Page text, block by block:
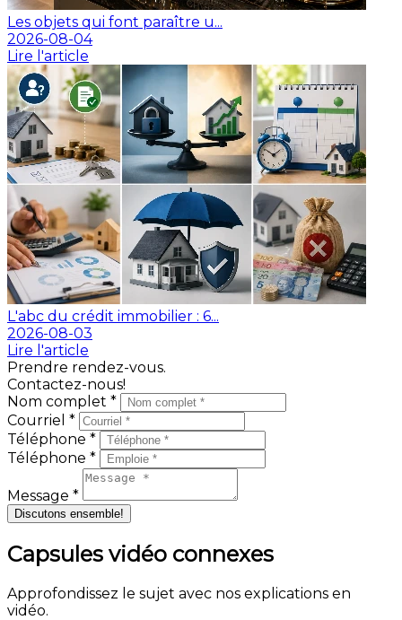
Les objets qui font paraître u...
2026-08-04
Lire l'article
L'abc du crédit immobilier : 6...
2026-08-03
Lire l'article
Prendre rendez-vous.
Contactez-nous!
Nom complet *
Courriel *
Téléphone *
Téléphone *
Message *
Discutons ensemble!
Capsules vidéo connexes
Approfondissez le sujet avec nos explications en
vidéo.